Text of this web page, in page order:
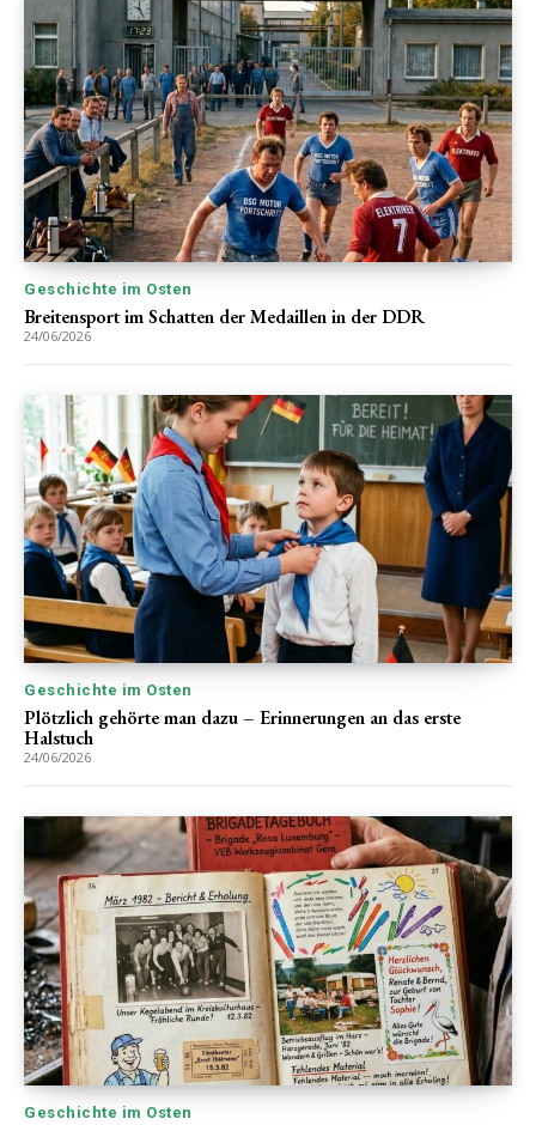
Geschichte im Osten
Breitensport im Schatten der Medaillen in der DDR
24/06/2026
Geschichte im Osten
Plötzlich gehörte man dazu – Erinnerungen an das erste
Halstuch
24/06/2026
Geschichte im Osten